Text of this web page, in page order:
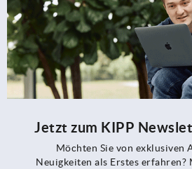
Jetzt zum KIPP
Möchten Sie von exklusiven
Neuigkeiten als Erstes erfahren?